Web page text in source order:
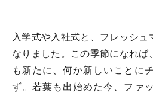
入学式や入社式と、フレッシ
なりました。この季節になれば
も新たに、何か新しいことに
ず。若葉も出始めた今、ファ